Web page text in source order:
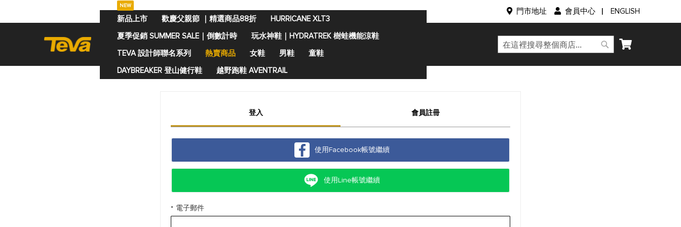
過
到
內
語
言
ENGLISH
門市地址
會員中心
新品上市
NEW
歡慶父親節 ｜精選商品88折
HURRICANE XLT3
夏季促銷 SUMMER SALE｜倒數計時
玩水神鞋｜HYDRATREK 樹蛙機能涼鞋
TEVA 設計師聯名系列
熱賣商品 女鞋 男鞋
童鞋
DAYBREAKER 登山健行鞋
越野跑鞋 AVENTRAIL
搜
尋
我的購物車
登入 會員註冊
使用Facebook帳號繼續
使用Line帳號繼續
電子郵件